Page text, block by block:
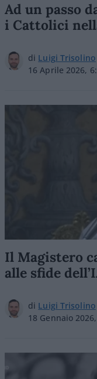
Ad un passo
i Cattolici
di Luigi Trisolino
16 Aprile 2026,
Il Magistero
alle sfide
di Luigi Trisolino
18 Gennaio